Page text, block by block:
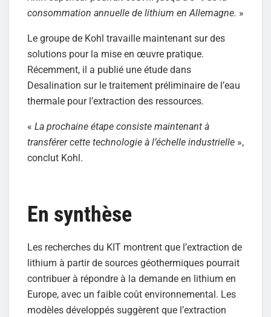
consommation annuelle de lithium en Allemagne. »
Le groupe de Kohl travaille maintenant sur des
solutions pour la mise en œuvre pratique.
Récemment, il a publié une étude dans
Desalination sur le traitement préliminaire de l’eau
thermale pour l’extraction des ressources.
« La prochaine étape consiste maintenant à
transférer cette technologie à l’échelle industrielle »,
conclut Kohl.
En synthèse
Les recherches du KIT montrent que l’extraction de
lithium à partir de sources géothermiques pourrait
contribuer à répondre à la demande en lithium en
Europe, avec un faible coût environnemental. Les
modèles développés suggèrent que l’extraction